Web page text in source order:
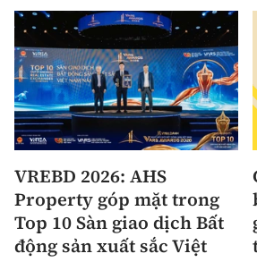
VREBD 2026: AHS
Property góp mặt trong
Top 10 Sàn giao dịch Bất
động sản xuất sắc Việt